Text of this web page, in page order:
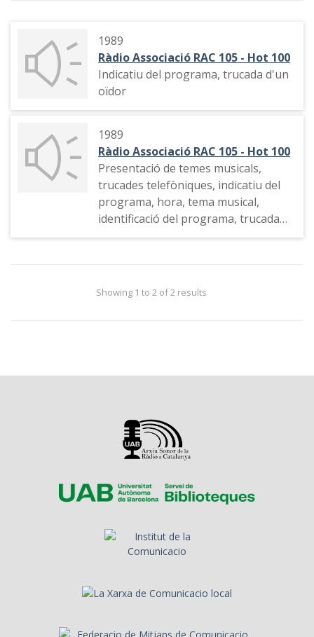
1989
Ràdio Associació RAC 105 - Hot 100
Indicatiu del programa, trucada d'un
oïdor
1989
Ràdio Associació RAC 105 - Hot 100
Presentació de temes musicals,
trucades telefòniques, indicatiu del
programa, hora, tema musical,
identificació del programa, trucada
telefònica, etc.
Showing 1 to 2 of 2 results